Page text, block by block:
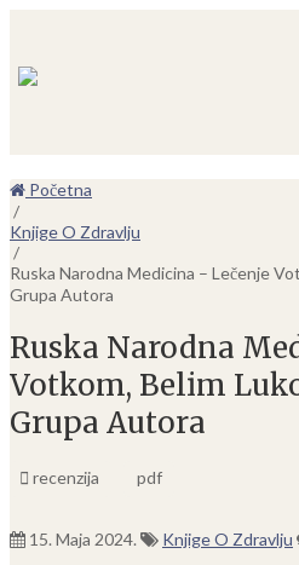
Početna
/
Knjige O Zdravlju
/
Ruska Narodna Medicina – Lečenje
Grupa Autora
Ruska Narodna
Votkom, Belim
Grupa Autora
recenzija pdf
15. Maja 2024. Knjige O Zdravlju